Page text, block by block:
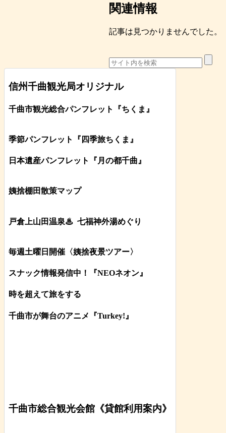
関連情報
記事は見つかりませんでした。
信州千曲観光局オリジナル
千曲市観光総合パンフレット 『ちくま 』
季節パンフレット『四季旅ちくま』
日本遺産パンフレット 『月の都千曲 』
姨捨棚田散策マップ
戸倉上山田温泉♨ 七福神外湯めぐり
毎週土曜日開催〈姨捨夜景ツアー〉
スナック情報発信中！『NEOネオン』
時を超えて旅をする
千曲市が舞台のアニメ『Turkey!』
千曲市総合観光会館《貸館利用案内》